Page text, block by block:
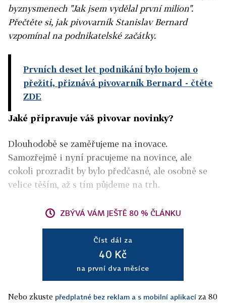
byznysmenech "Jak jsem vydělal první milion".
Přečtěte si, jak pivovarník Stanislav Bernard
vzpomínal na podnikatelské začátky.
Prvních deset let podnikání bylo bojem o
přežití, přiznává pivovarník Bernard - čtěte
ZDE
Jaké připravuje váš pivovar novinky?
Dlouhodobě se zaměřujeme na inovace.
Samozřejmě i nyní pracujeme na novince, ale
cokoli prozradit by bylo předčasné, ale osobně se
velice těším, až s tím půjdeme na trh.
ZBÝVÁ VÁM JEŠTĚ 80 % ČLÁNKU
Číst dál za
40 Kč
na první dva měsíce
Nebo zkuste předplatné bez reklam a s mobilní aplikací za 80